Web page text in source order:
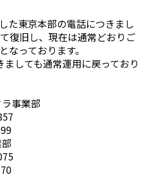
た東京本部の電話につきまし
復旧し、現在は通常どおりご
なっております。
ましても通常運用に戻っており
事業部